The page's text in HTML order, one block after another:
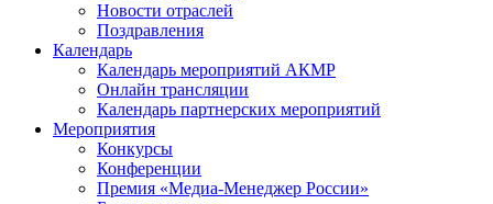
Новости отраслей
Поздравления
Календарь
Календарь мероприятий АКМР
Онлайн трансляции
Календарь партнерских мероприятий
Мероприятия
Конкурсы
Конференции
Премия «Медиа-Менеджер России»